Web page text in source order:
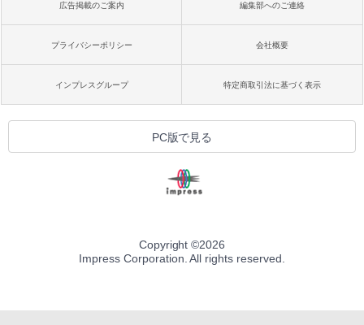
広告掲載のご案内 編集部へのご連絡
プライバシーポリシー 会社概要
インプレスグループ 特定商取引法に基づく表示
PC版で見る
Copyright ©2026
Impress Corporation. All rights reserved.